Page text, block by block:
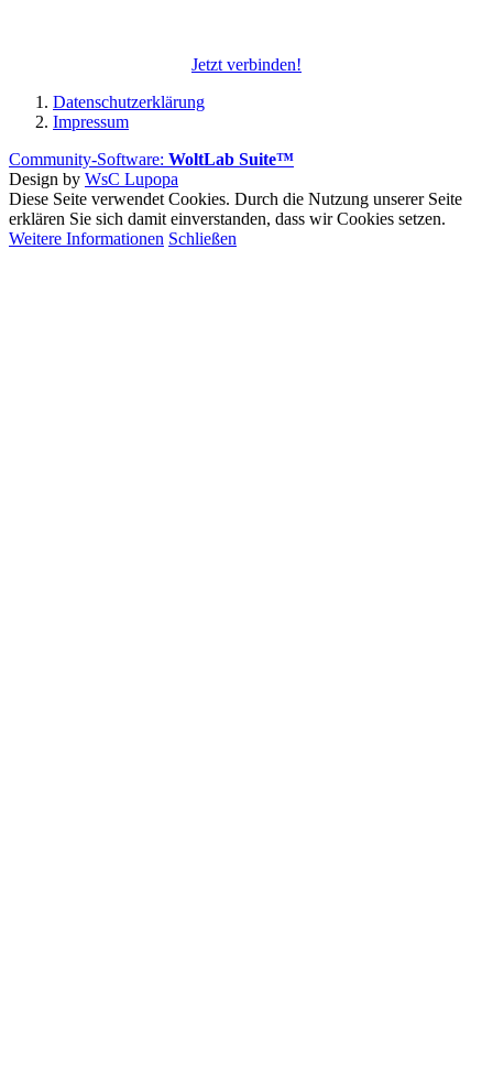
Jetzt verbinden!
Datenschutzerklärung
Impressum
Community-Software: WoltLab Suite™
Design by WsC Lupopa
Diese Seite verwendet Cookies. Durch die Nutzung unserer Seite
erklären Sie sich damit einverstanden, dass wir Cookies setzen.
Weitere Informationen Schließen